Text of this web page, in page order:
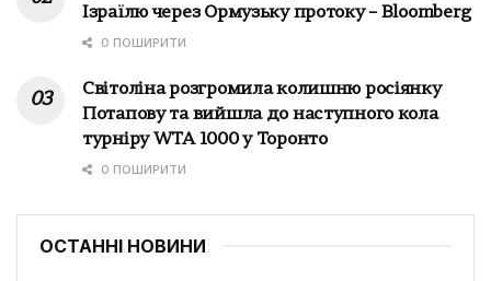
Ізраїлю через Ормузьку протоку – Bloomberg
0 ПОШИРИТИ
Світоліна розгромила колишню росіянку
Потапову та вийшла до наступного кола
турніру WTA 1000 у Торонто
0 ПОШИРИТИ
ОСТАННІ НОВИНИ